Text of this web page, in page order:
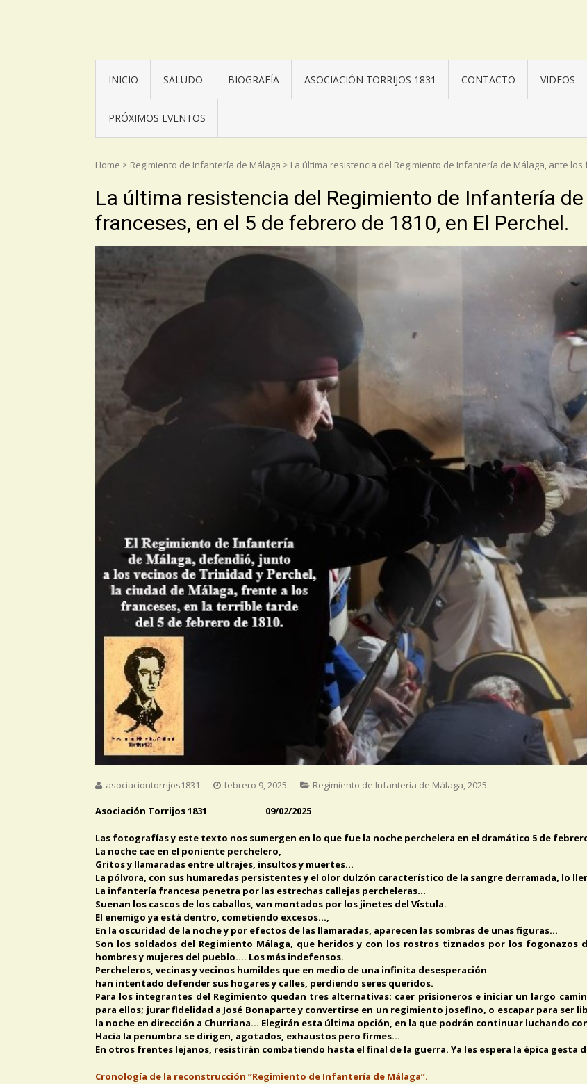
INICIO SALUDO BIOGRAFÍA ASOCIACIÓN TORRIJOS 1831 CONTACTO VIDEOS
PRÓXIMOS EVENTOS
Home > Regimiento de Infantería de Málaga > La última resistencia del Regimiento de Infantería de Málaga, ante
La última resistencia del Regimiento de Infantería
franceses, en el 5 de febrero de 1810, en El Perchel.
asociaciontorrijos1831 febrero 9, 2025 Regimiento de Infantería de Málaga,2025
Asociación Torrijos 1831 09/02/2025
Las fotografías y este texto nos sumergen en lo que fue la noche perchelera en el dramático 5 de febrero
La noche cae en el poniente perchelero,
Gritos y llamaradas entre ultrajes, insultos y muertes…
La pólvora, con sus humaredas persistentes y el olor dulzón característico de la sangre derramada, lo
La infantería francesa penetra por las estrechas callejas percheleras…
Suenan los cascos de los caballos, van montados por los jinetes del Vístula.
El enemigo ya está dentro, cometiendo excesos…,
En la oscuridad de la noche y por efectos de las llamaradas, aparecen las sombras de unas figuras…
Son los soldados del Regimiento Málaga, que heridos y con los rostros tiznados por los
hombres y mujeres del pueblo…. Los más indefensos.
Percheleros, vecinas y vecinos humildes que en medio de una infinita desesperación
han intentado defender sus hogares y calles, perdiendo seres queridos.
Para los integrantes del Regimiento quedan tres alternativas: caer prisioneros e iniciar un largo
para ellos; jurar fidelidad a José Bonaparte y convertirse en un regimiento josefino, o escapar para ser
la noche en dirección a Churriana… Elegirán esta última opción, en la que podrán continuar luchando
Hacia la penumbra se dirigen, agotados, exhaustos pero firmes…
En otros frentes lejanos, resistirán combatiendo hasta el final de la guerra. Ya les espera la épica gesta
Cronología de la reconstrucción “Regimiento de Infantería de Málaga”.